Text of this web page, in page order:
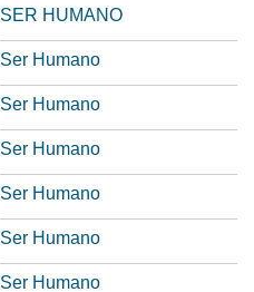
SER HUMANO
Ser Humano
Ser Humano
Ser Humano
Ser Humano
Ser Humano
Ser Humano